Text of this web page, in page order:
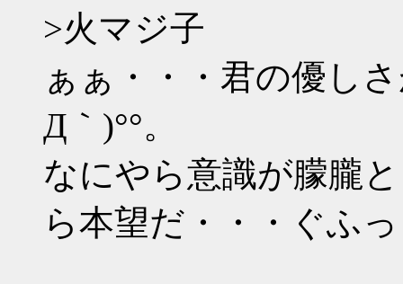
>火マジ子
ぁぁ・・・君の優し
Д｀)°°。
なにやら意識が朦朧
ら本望だ・・・ぐふっ